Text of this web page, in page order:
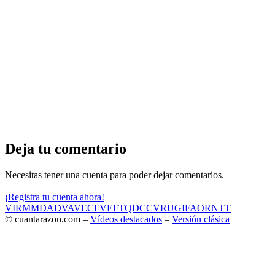
Deja tu comentario
Necesitas tener una cuenta para poder dejar comentarios.
¡Registra tu cuenta ahora!
VIRMMDADVAVECFVEFTQDCCVRUGIFAORNTT
© cuantarazon.com – Vídeos destacados – Versión clásica